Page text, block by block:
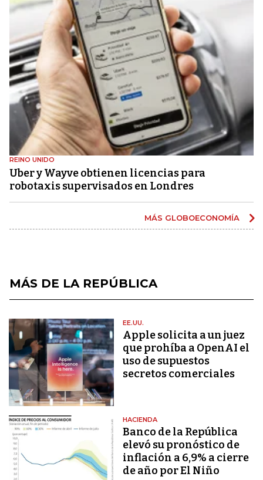
REINO UNIDO
Uber y Wayve obtienen licencias para
robotaxis supervisados ​​en Londres
MÁS GLOBOECONOMÍA
MÁS DE LA REPÚBLICA
EE.UU.
Apple solicita a un juez
que prohíba a OpenAI el
uso de supuestos
secretos comerciales
HACIENDA
Banco de la República
elevó su pronóstico de
inflación a 6,9% a cierre
de año por El Niño